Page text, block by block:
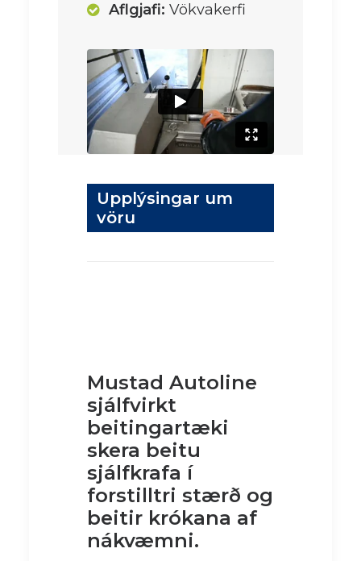
Aflgjafi: Vökvakerfi
Upplýsingar um
vöru
Mustad Autoline
sjálfvirkt
beitingartæki
skera beitu
sjálfkrafa í
forstilltri stærð og
beitir krókana af
nákvæmni.